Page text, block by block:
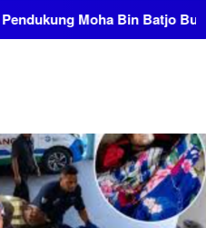
Bin Batjo Bubarkan Paksa